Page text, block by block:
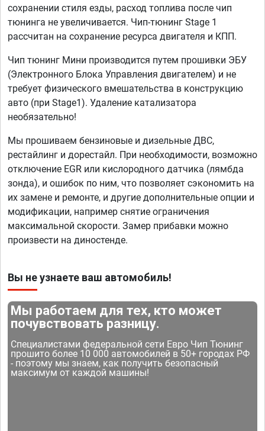
сохранении стиля езды, расход топлива после чип
тюнинга не увеличивается. Чип-тюнинг Stage 1
рассчитан на сохранение ресурса двигателя и КПП.
Чип тюнинг Мини производится путем прошивки ЭБУ
(Электронного Блока Управления двигателем) и не
требует физического вмешательства в конструкцию
авто (при Stage1). Удаление катализатора
необязательно!
Мы прошиваем бензиновые и дизельные ДВС,
рестайлинг и дорестайл. При необходимости, возможно
отключение EGR или кислородного датчика (лямбда
зонда), и ошибок по ним, что позволяет сэкономить на
их замене и ремонте, и другие дополнительные опции и
модификации, например снятие ограничения
максимальной скорости. Замер прибавки можно
произвести на диностенде.
Вы не узнаете ваш автомобиль!
Мы работаем для тех, кто может
почувствовать разницу.
Специалистами федеральной сети Евро Чип Тюнинг
прошито более 10 000 автомобилей в 50+ городах РФ
- поэтому мы знаем, как получить безопасный
максимум от каждой машины!